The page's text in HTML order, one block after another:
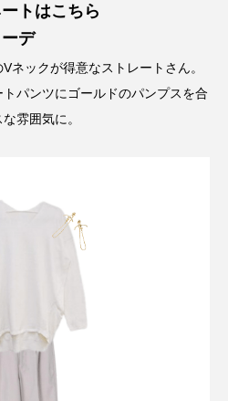
トはこちら
デ
ネックが得意なストレートさん。
パンツにゴールドのパンプスを合
雰囲気に。